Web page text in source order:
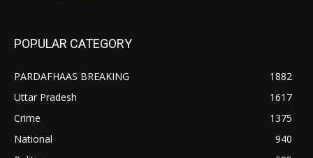
POPULAR CATEGORY
PARDAFHAAS BREAKING
1882
Uttar Pradesh
1617
Crime
1375
National
940